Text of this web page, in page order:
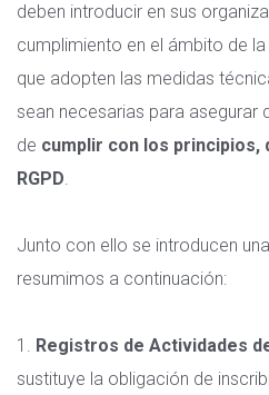
deben introducir en sus
cumplimiento en el ámbito de
que adopten las medidas
sean necesarias para asegurar
de cumplir con los principios,
RGPD.
Junto con ello se introducen
resumimos a continuación:
1. Registros de Actividades
sustituye la obligación de